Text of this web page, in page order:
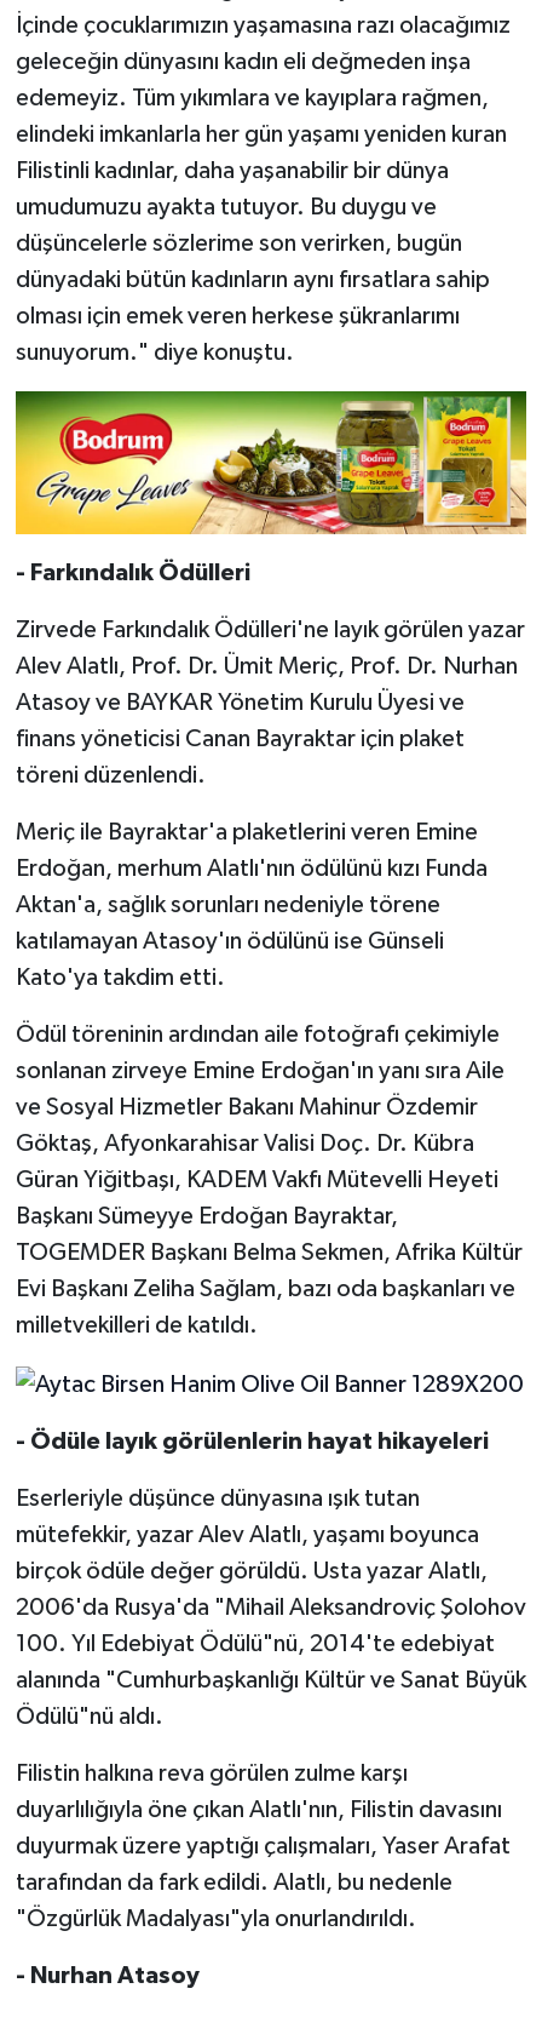
İçinde çocuklarımızın yaşamasına razı olacağımız
geleceğin dünyasını kadın eli değmeden inşa
edemeyiz. Tüm yıkımlara ve kayıplara rağmen,
elindeki imkanlarla her gün yaşamı yeniden kuran
Filistinli kadınlar, daha yaşanabilir bir dünya
umudumuzu ayakta tutuyor. Bu duygu ve
düşüncelerle sözlerime son verirken, bugün
dünyadaki bütün kadınların aynı fırsatlara sahip
olması için emek veren herkese şükranlarımı
sunuyorum." diye konuştu.
- Farkındalık Ödülleri
Zirvede Farkındalık Ödülleri'ne layık görülen yazar
Alev Alatlı, Prof. Dr. Ümit Meriç, Prof. Dr. Nurhan
Atasoy ve BAYKAR Yönetim Kurulu Üyesi ve
finans yöneticisi Canan Bayraktar için plaket
töreni düzenlendi.
Meriç ile Bayraktar'a plaketlerini veren Emine
Erdoğan, merhum Alatlı'nın ödülünü kızı Funda
Aktan'a, sağlık sorunları nedeniyle törene
katılamayan Atasoy'ın ödülünü ise Günseli
Kato'ya takdim etti.
Ödül töreninin ardından aile fotoğrafı çekimiyle
sonlanan zirveye Emine Erdoğan'ın yanı sıra Aile
ve Sosyal Hizmetler Bakanı Mahinur Özdemir
Göktaş, Afyonkarahisar Valisi Doç. Dr. Kübra
Güran Yiğitbaşı, KADEM Vakfı Mütevelli Heyeti
Başkanı Sümeyye Erdoğan Bayraktar,
TOGEMDER Başkanı Belma Sekmen, Afrika Kültür
Evi Başkanı Zeliha Sağlam, bazı oda başkanları ve
milletvekilleri de katıldı.
- Ödüle layık görülenlerin hayat hikayeleri
Eserleriyle düşünce dünyasına ışık tutan
mütefekkir, yazar Alev Alatlı, yaşamı boyunca
birçok ödüle değer görüldü. Usta yazar Alatlı,
2006'da Rusya'da "Mihail Aleksandroviç Şolohov
100. Yıl Edebiyat Ödülü"nü, 2014'te edebiyat
alanında "Cumhurbaşkanlığı Kültür ve Sanat Büyük
Ödülü"nü aldı.
Filistin halkına reva görülen zulme karşı
duyarlılığıyla öne çıkan Alatlı'nın, Filistin davasını
duyurmak üzere yaptığı çalışmaları, Yaser Arafat
tarafından da fark edildi. Alatlı, bu nedenle
"Özgürlük Madalyası"yla onurlandırıldı.
- Nurhan Atasoy